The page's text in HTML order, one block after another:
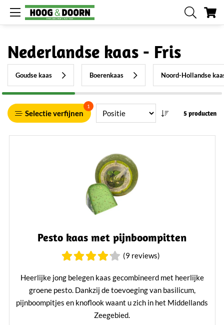
Nederlandse kaas - Fris
Goudse kaas Boerenkaas Noord-Hollandse
Selectie verfijnen
1
5 producten
Pesto kaas met pijnboompitten
(9 reviews)
Heerlijke jong belegen kaas gecombineerd met heerlijke
groene pesto. Dankzij de toevoeging van basilicum,
pijnboompitjes en knoflook waant u zich in het Middellands
Zeegebied.